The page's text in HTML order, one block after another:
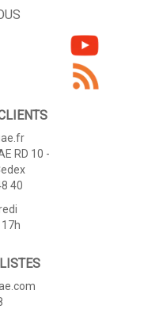
RD 10 -
40